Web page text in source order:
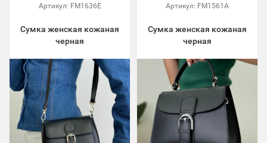
Артикул: FM1636E
Сумка женская кожаная
черная
Артикул: FM1561A
Сумка женская кожаная
черная